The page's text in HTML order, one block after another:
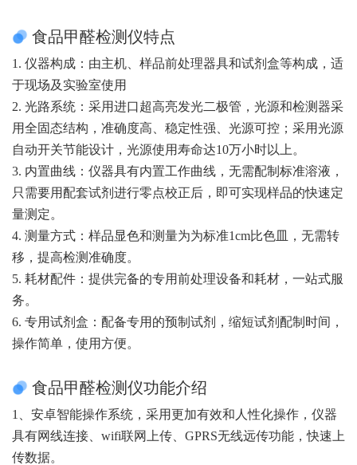
食品甲醛检测仪特点
1. 仪器构成：由主机、样品前处理器具和试剂盒等构成，适
于现场及实验室使用
2. 光路系统：采用进口超高亮发光二极管，光源和检测器采
用全固态结构，准确度高、稳定性强、光源可控；采用光源
自动开关节能设计，光源使用寿命达10万小时以上。
3. 内置曲线：仪器具有内置工作曲线，无需配制标准溶液，
只需要用配套试剂进行零点校正后，即可实现样品的快速定
量测定。
4. 测量方式：样品显色和测量为为标准1cm比色皿，无需转
移，提高检测准确度。
5. 耗材配件：提供完备的专用前处理设备和耗材，一站式服
务。
6. 专用试剂盒：配备专用的预制试剂，缩短试剂配制时间，
操作简单，使用方便。
食品甲醛检测仪功能介绍
1、安卓智能操作系统，采用更加有效和人性化操作，仪器
具有网线连接、wifi联网上传、GPRS无线远传功能，快速上
传数据。